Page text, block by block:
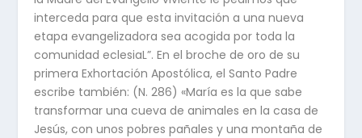
interceda para que esta invitación a una nueva
etapa evangelizadora sea acogida por toda la
comunidad eclesiaL”. En el broche de oro de su
primera Exhortación Apostólica, el Santo Padre
escribe también: (N. 286) «María es la que sabe
transformar una cueva de animales en la casa de
Jesús, con unos pobres pañales y una montaña de